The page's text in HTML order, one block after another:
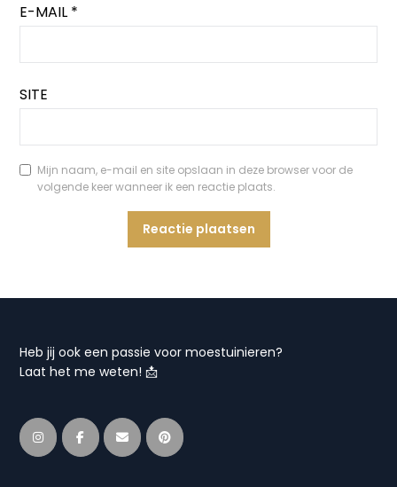
E-MAIL *
SITE
Mijn naam, e-mail en site opslaan in deze browser voor de
volgende keer wanneer ik een reactie plaats.
Heb jij ook een passie voor moestuinieren?
Laat het me weten! 📩